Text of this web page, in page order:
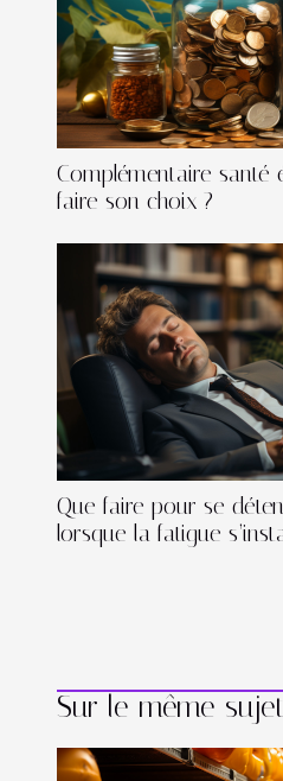
Complémentaire
faire son choix ?
Que faire pour se
lorsque la fatigue
Sur le même sujet